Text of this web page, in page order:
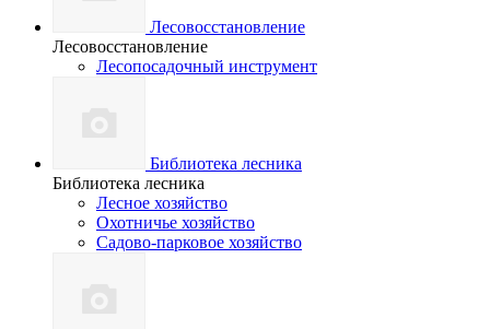
Лесовосстановление
Лесовосстановление
Лесопосадочный инструмент
Библиотека лесника
Библиотека лесника
Лесное хозяйство
Охотничье хозяйство
Садово-парковое хозяйство